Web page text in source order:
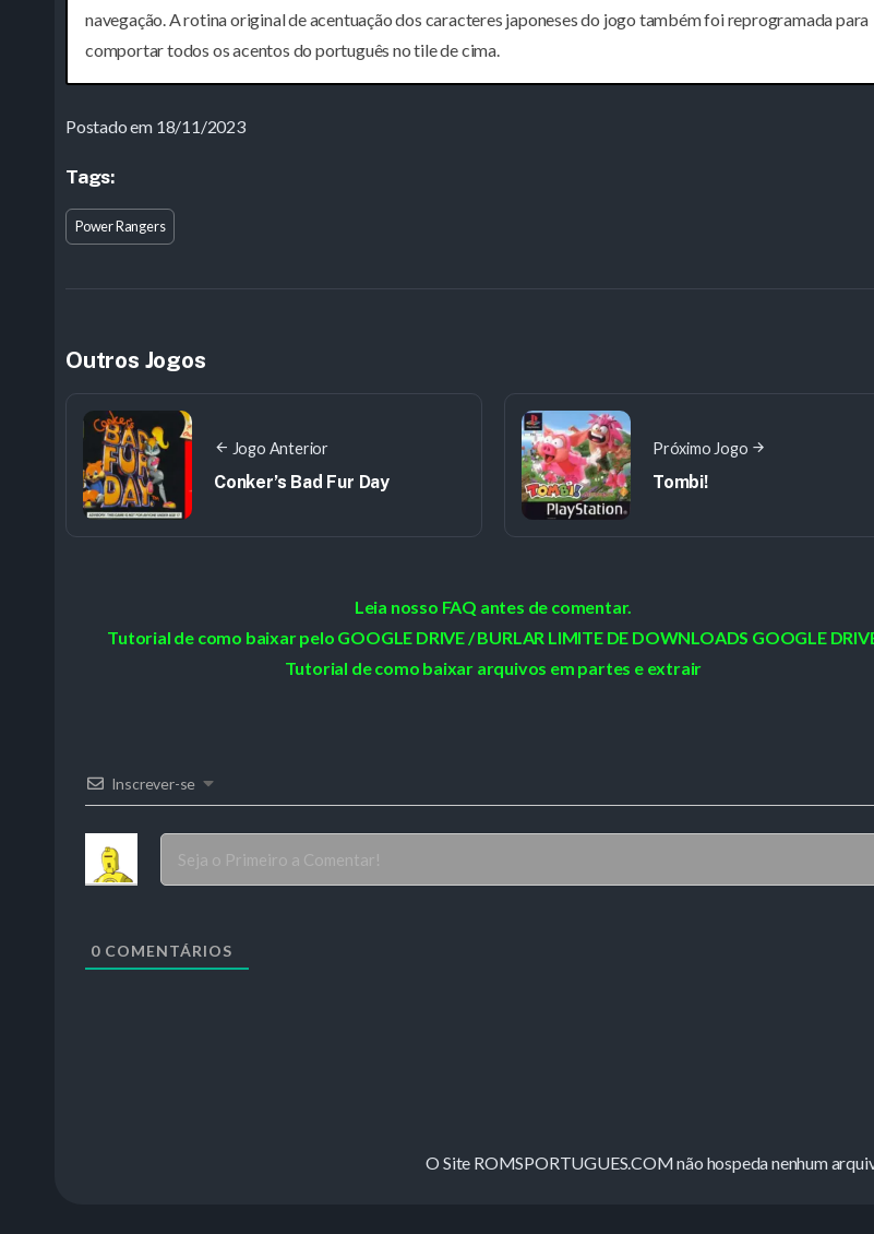
navegação. A rotina original de acentuação dos caracteres japoneses do jogo também foi reprogramada para
comportar todos os acentos do português no tile de cima.
Postado em 18/11/2023
Tags:
Power Rangers
Outros Jogos
Jogo Anterior
Conker’s Bad Fur Day
Próximo Jogo
Tombi!
Leia nosso FAQ antes de comentar.
Tutorial de como baixar pelo GOOGLE DRIVE / BURLAR LIMITE DE DOWNLOADS GOOGLE
Tutorial de como baixar arquivos em partes e extrair
Inscrever-se
0 COMENTÁRIOS
O Site ROMSPORTUGUES.COM não hospeda nenhum